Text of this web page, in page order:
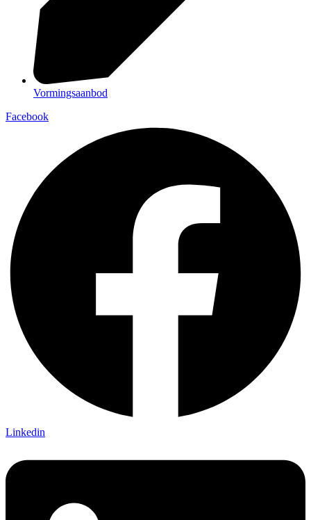
Vormingsaanbod
Facebook
Linkedin